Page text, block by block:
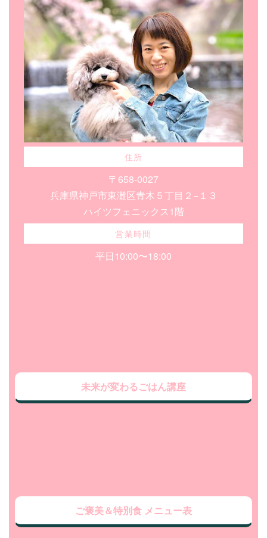
住所
〒658-0027
兵庫県神戸市東灘区青木５丁目２−１３
ハイツフェニックス1階
営業時間
平日10:00〜18:00
未来が変わるごはん講座
ご褒美＆特別食 メニュー表